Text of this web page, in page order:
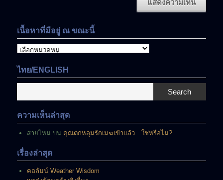
เนื้อหาที่มีอยู่ ณ ขณะนี้
เนื้อหา
มี
อยู่
ไทย/ENGLISH
Search
ความเห็นล่าสุด
สายไหม บน คุณตกหลุมรักเมฆเข้าแล้ว…ใช่หรือไม่?
เรื่องล่าสุด
คอลัมน์ Weather Wisdom